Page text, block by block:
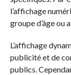
l’affichage
groupe d’âge ou
L’affichage
publicité et de
publics.